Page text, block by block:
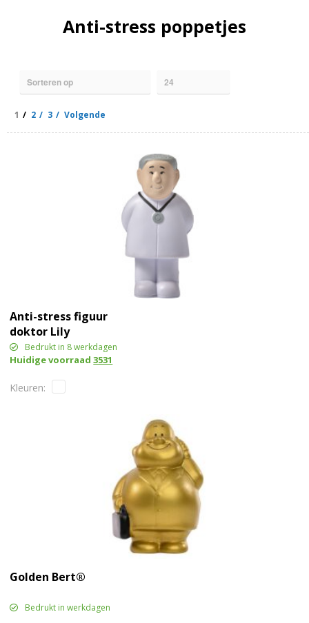
Anti-stress poppetjes
1 2 3 Volgende
Anti-stress figuur
doktor Lily
Bedrukt in 8 werkdagen
Huidige voorraad3531
Golden Bert®
Bedrukt in werkdagen